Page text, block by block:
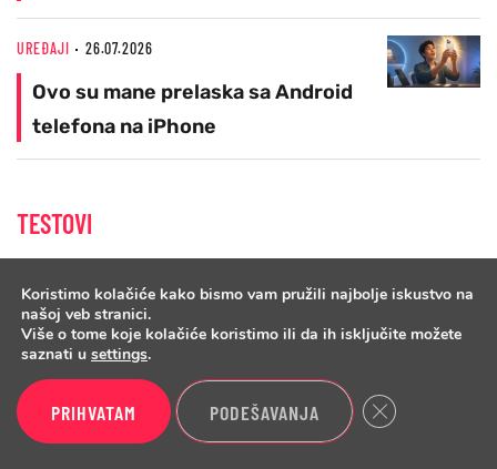
UREĐAJI 26.07.2026
Ovo su mane prelaska sa Android
telefona na iPhone
TESTOVI
MREŽNA OPREMA 30.07.2026
ASUS ZenWiFi BD4 Mesh - Wi-Fi 7
test
Koristimo kolačiće kako bismo vam pružili najbolje iskustvo na
našoj veb stranici.
Više o tome koje kolačiće koristimo ili da ih isključite možete
saznati u settings.
PRIHVATAM PODEŠAVANJA Close GDPR